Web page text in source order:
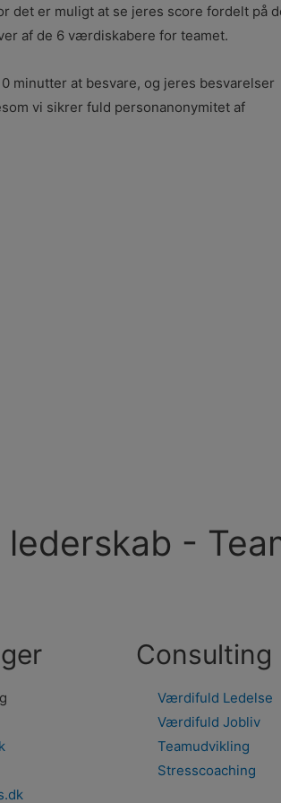
det er muligt at se jeres score fordelt på
af de 6 værdiskabere for teamet.
minutter at besvare, og jeres besvarelser
vi sikrer fuld personanonymitet af
-
Consulting
Værdifuld Ledelse
Værdifuld Jobliv
Teamudvikling
Stresscoaching